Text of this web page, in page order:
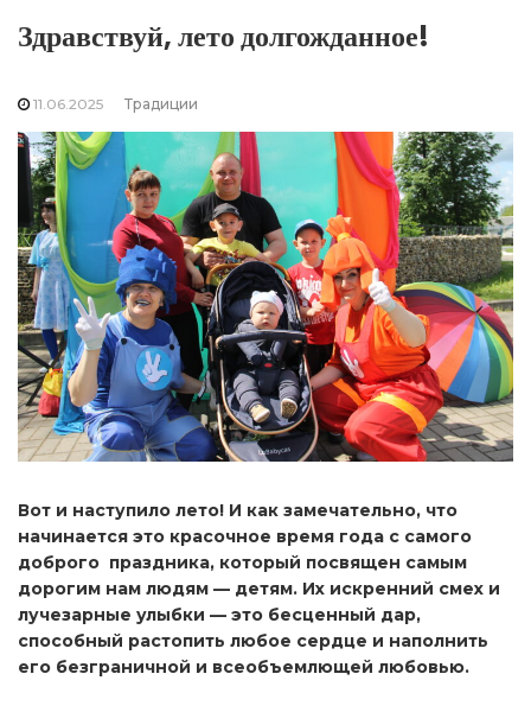
Здравствуй, лето долгожданное!
11.06.2025 Традиции
Вот и наступило лето! И как замечательно, что
начинается это красочное время года с самого
доброго праздника, который посвящен самым
дорогим нам людям — детям. Их искренний смех и
лучезарные улыбки — это бесценный дар,
способный растопить любое сердце и наполнить
его безграничной и всеобъемлющей любовью.